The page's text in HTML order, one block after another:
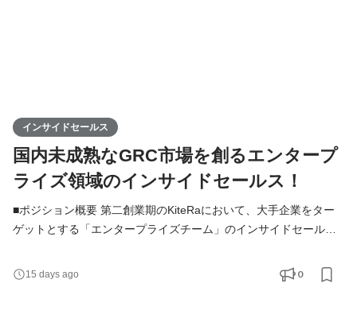
インサイドセールス
国内未成熟なGRC市場を創るエンタープ
ライズ領域のインサイドセールス！
■ポジション概要 第二創業期のKiteRaにおいて、大手企業をター
ゲットとする「エンタープライズチーム」のインサイドセールス
ンスを発揮しチームの基準を体現しながら、商談機会最大化に向
けた戦略立案から実行、メンバーの育成やプロセスの改善を主体
15 days ago 0